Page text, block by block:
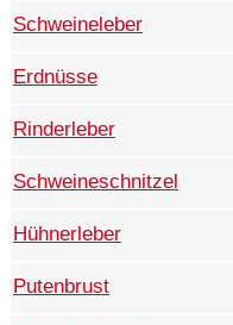
Schweineleber
Erdnüsse
Rinderleber
Schweineschnitzel
Hühnerleber
Putenbrust